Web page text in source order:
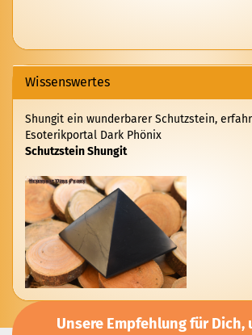
KATALOG
EIN.
Wissenswertes
Shungit ein wunderbarer Schutzstein,
Esoterikportal Dark Phönix
Schutzstein Shungit
Unsere Empfehlung für Dich,